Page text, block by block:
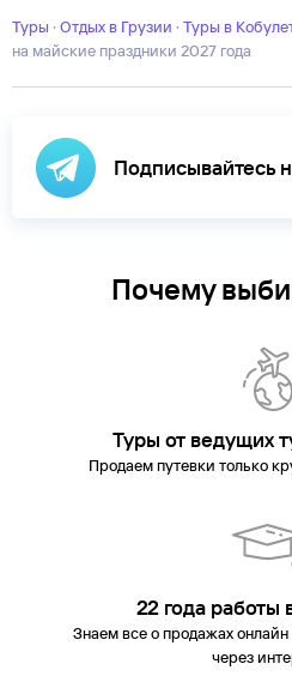
Туры · Отдых в Грузии · Туры в
на майские праздники 2027 года
Подписывайтесь
Почему
Туры от ведущих
Продаем путевки только
22 года работы
Знаем все о продажах
через